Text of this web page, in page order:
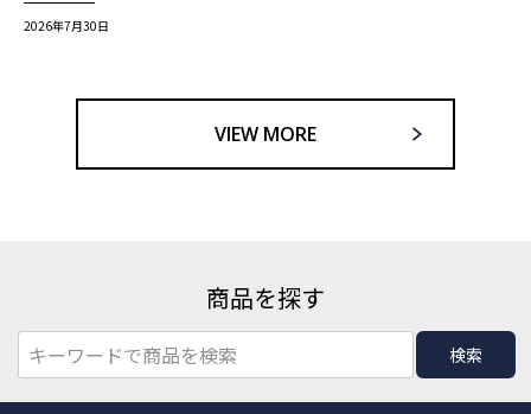
2026年7月30日
VIEW MORE
商品を探す
検索